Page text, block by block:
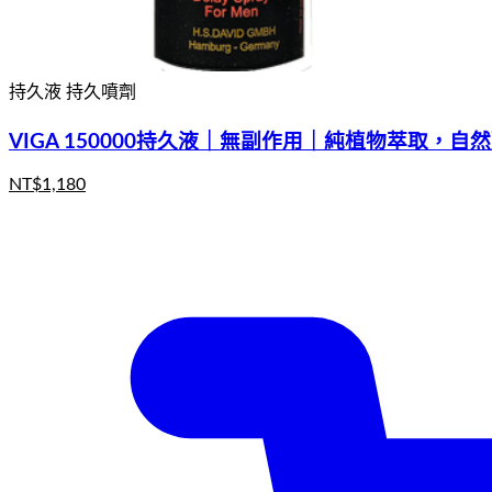
持久液 持久噴劑
VIGA 150000持久液｜無副作用｜純植物萃取，自
NT$1,180